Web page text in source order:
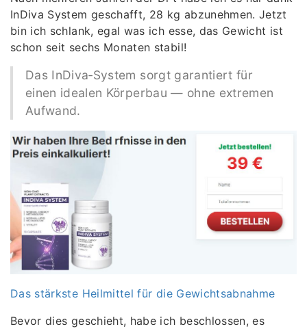
InDiva System geschafft, 28 kg abzunehmen. Jetzt
bin ich schlank, egal was ich esse, das Gewicht ist
schon seit sechs Monaten stabil!
Das InDiva‑System sorgt garantiert für
einen idealen Körperbau — ohne extremen
Aufwand.
Das stärkste Heilmittel für die Gewichtsabnahme
Bevor dies geschieht, habe ich beschlossen, es